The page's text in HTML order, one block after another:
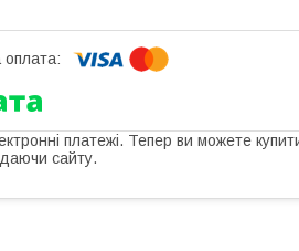
платежі. Тепер ви можете
сайту.